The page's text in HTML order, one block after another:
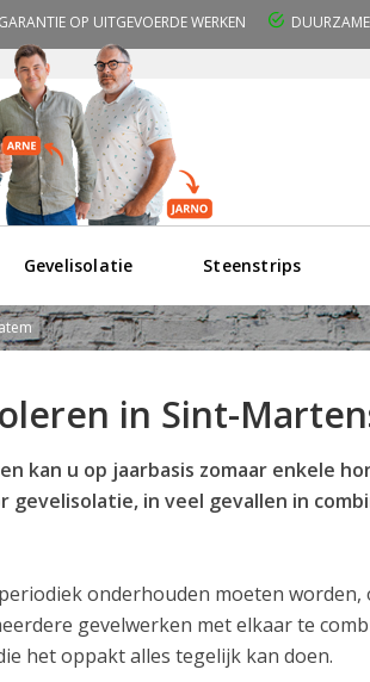
GARANTIE OP UITGEVOERDE WERKEN
Gevelisolatie Steenstrips
in Sint-
kan u op jaarbasis zomaar enkele
gevelisolatie, in veel gevallen in
onderhouden moeten
gevelwerken met elkaar te
het oppakt alles tegelijk kan doen.